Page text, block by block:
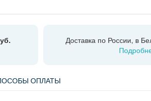
Доставка по России, в
ОПЛАТЫ